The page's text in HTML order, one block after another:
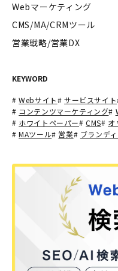
Webマーケティング
CMS/MA/CRMツール
営業戦略/営業DX
KEYWORD
#Webサイト#サービスサイト
# コンテンツマーケティング#
# ホワイトペーパー#CMS# オ
#MAツール# 営業# ブランデ